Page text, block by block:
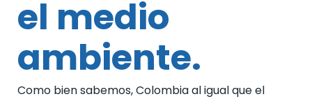
el medio
ambiente.
Como bien sabemos, Colombia al igual que el